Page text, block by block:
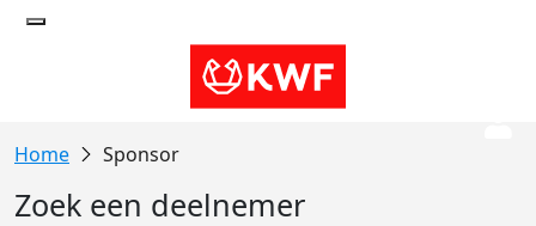
Sponsor
Zoek een deelnemer